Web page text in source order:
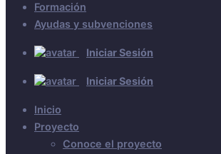
Formación
Ayudas y subvenciones
Iniciar Sesión
Iniciar Sesión
Inicio
Proyecto
Conoce el proyecto